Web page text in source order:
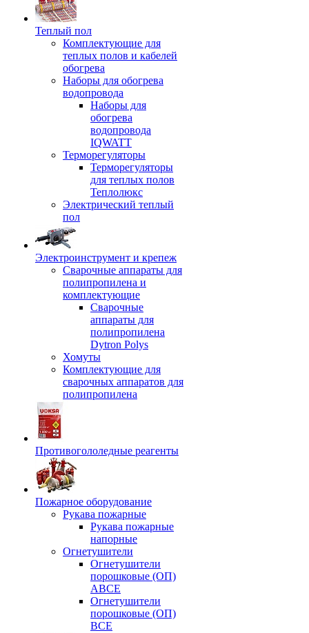
Теплый пол
Комплектующие для
теплых полов и кабелей
обогрева
Наборы для обогрева
водопровода
Наборы для
обогрева
водопровода
IQWATT
Терморегуляторы
Терморегуляторы
для теплых полов
Теплолюкс
Электрический теплый
пол
Электроинструмент и крепеж
Сварочные аппараты для
полипропилена и
комплектующие
Сварочные
аппараты для
полипропилена
Dytron Polys
Хомуты
Комплектующие для
сварочных аппаратов для
полипропилена
Противогололедные реагенты
Пожарное оборудование
Рукава пожарные
Рукава пожарные
напорные
Огнетушители
Огнетушители
порошковые (ОП)
АВСЕ
Огнетушители
порошковые (ОП)
ВСЕ